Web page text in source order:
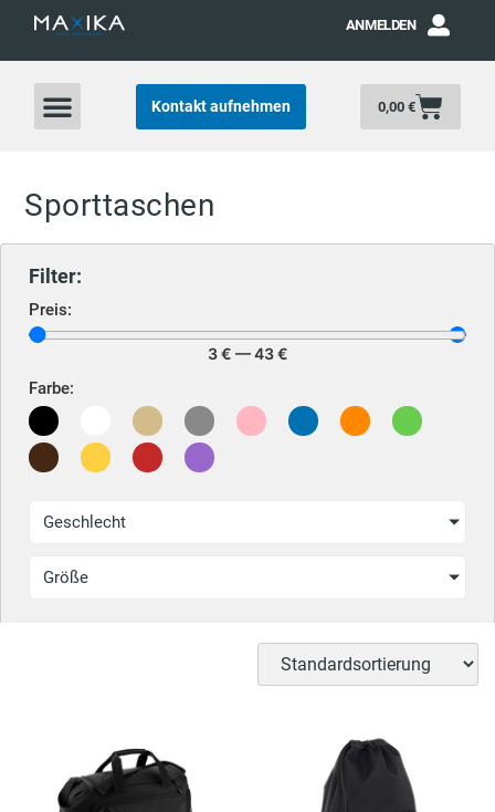
ANMELDEN
Kontakt aufnehmen 0,00 €
Sporttaschen
Filter:
Preis:
3 € —43 €
Farbe:
Geschlecht
Größe